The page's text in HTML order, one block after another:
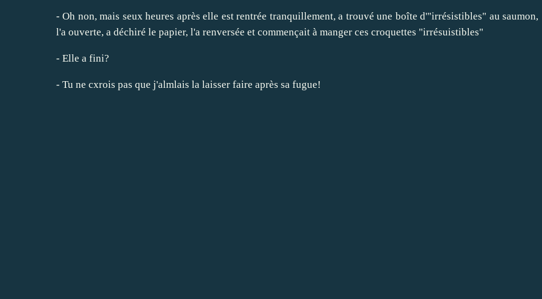
- Oh non, mais seux heures après elle est rentrée tranquillement, a trouvé une boîte d'"irrésistibles" au saumon,
l'a ouverte, a déchiré le papier, l'a renversée et commençait à manger ces croquettes "irrésuistibles"
- Elle a fini?
- Tu ne cxrois pas que j'almlais la laisser faire après sa fugue!